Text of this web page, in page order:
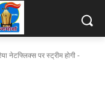
नेटफ्लिक्स पर स्ट्रीम होगी -